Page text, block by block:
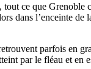
ce que Grenoble
dans l’enceinte de
parfois en
par le fléau et